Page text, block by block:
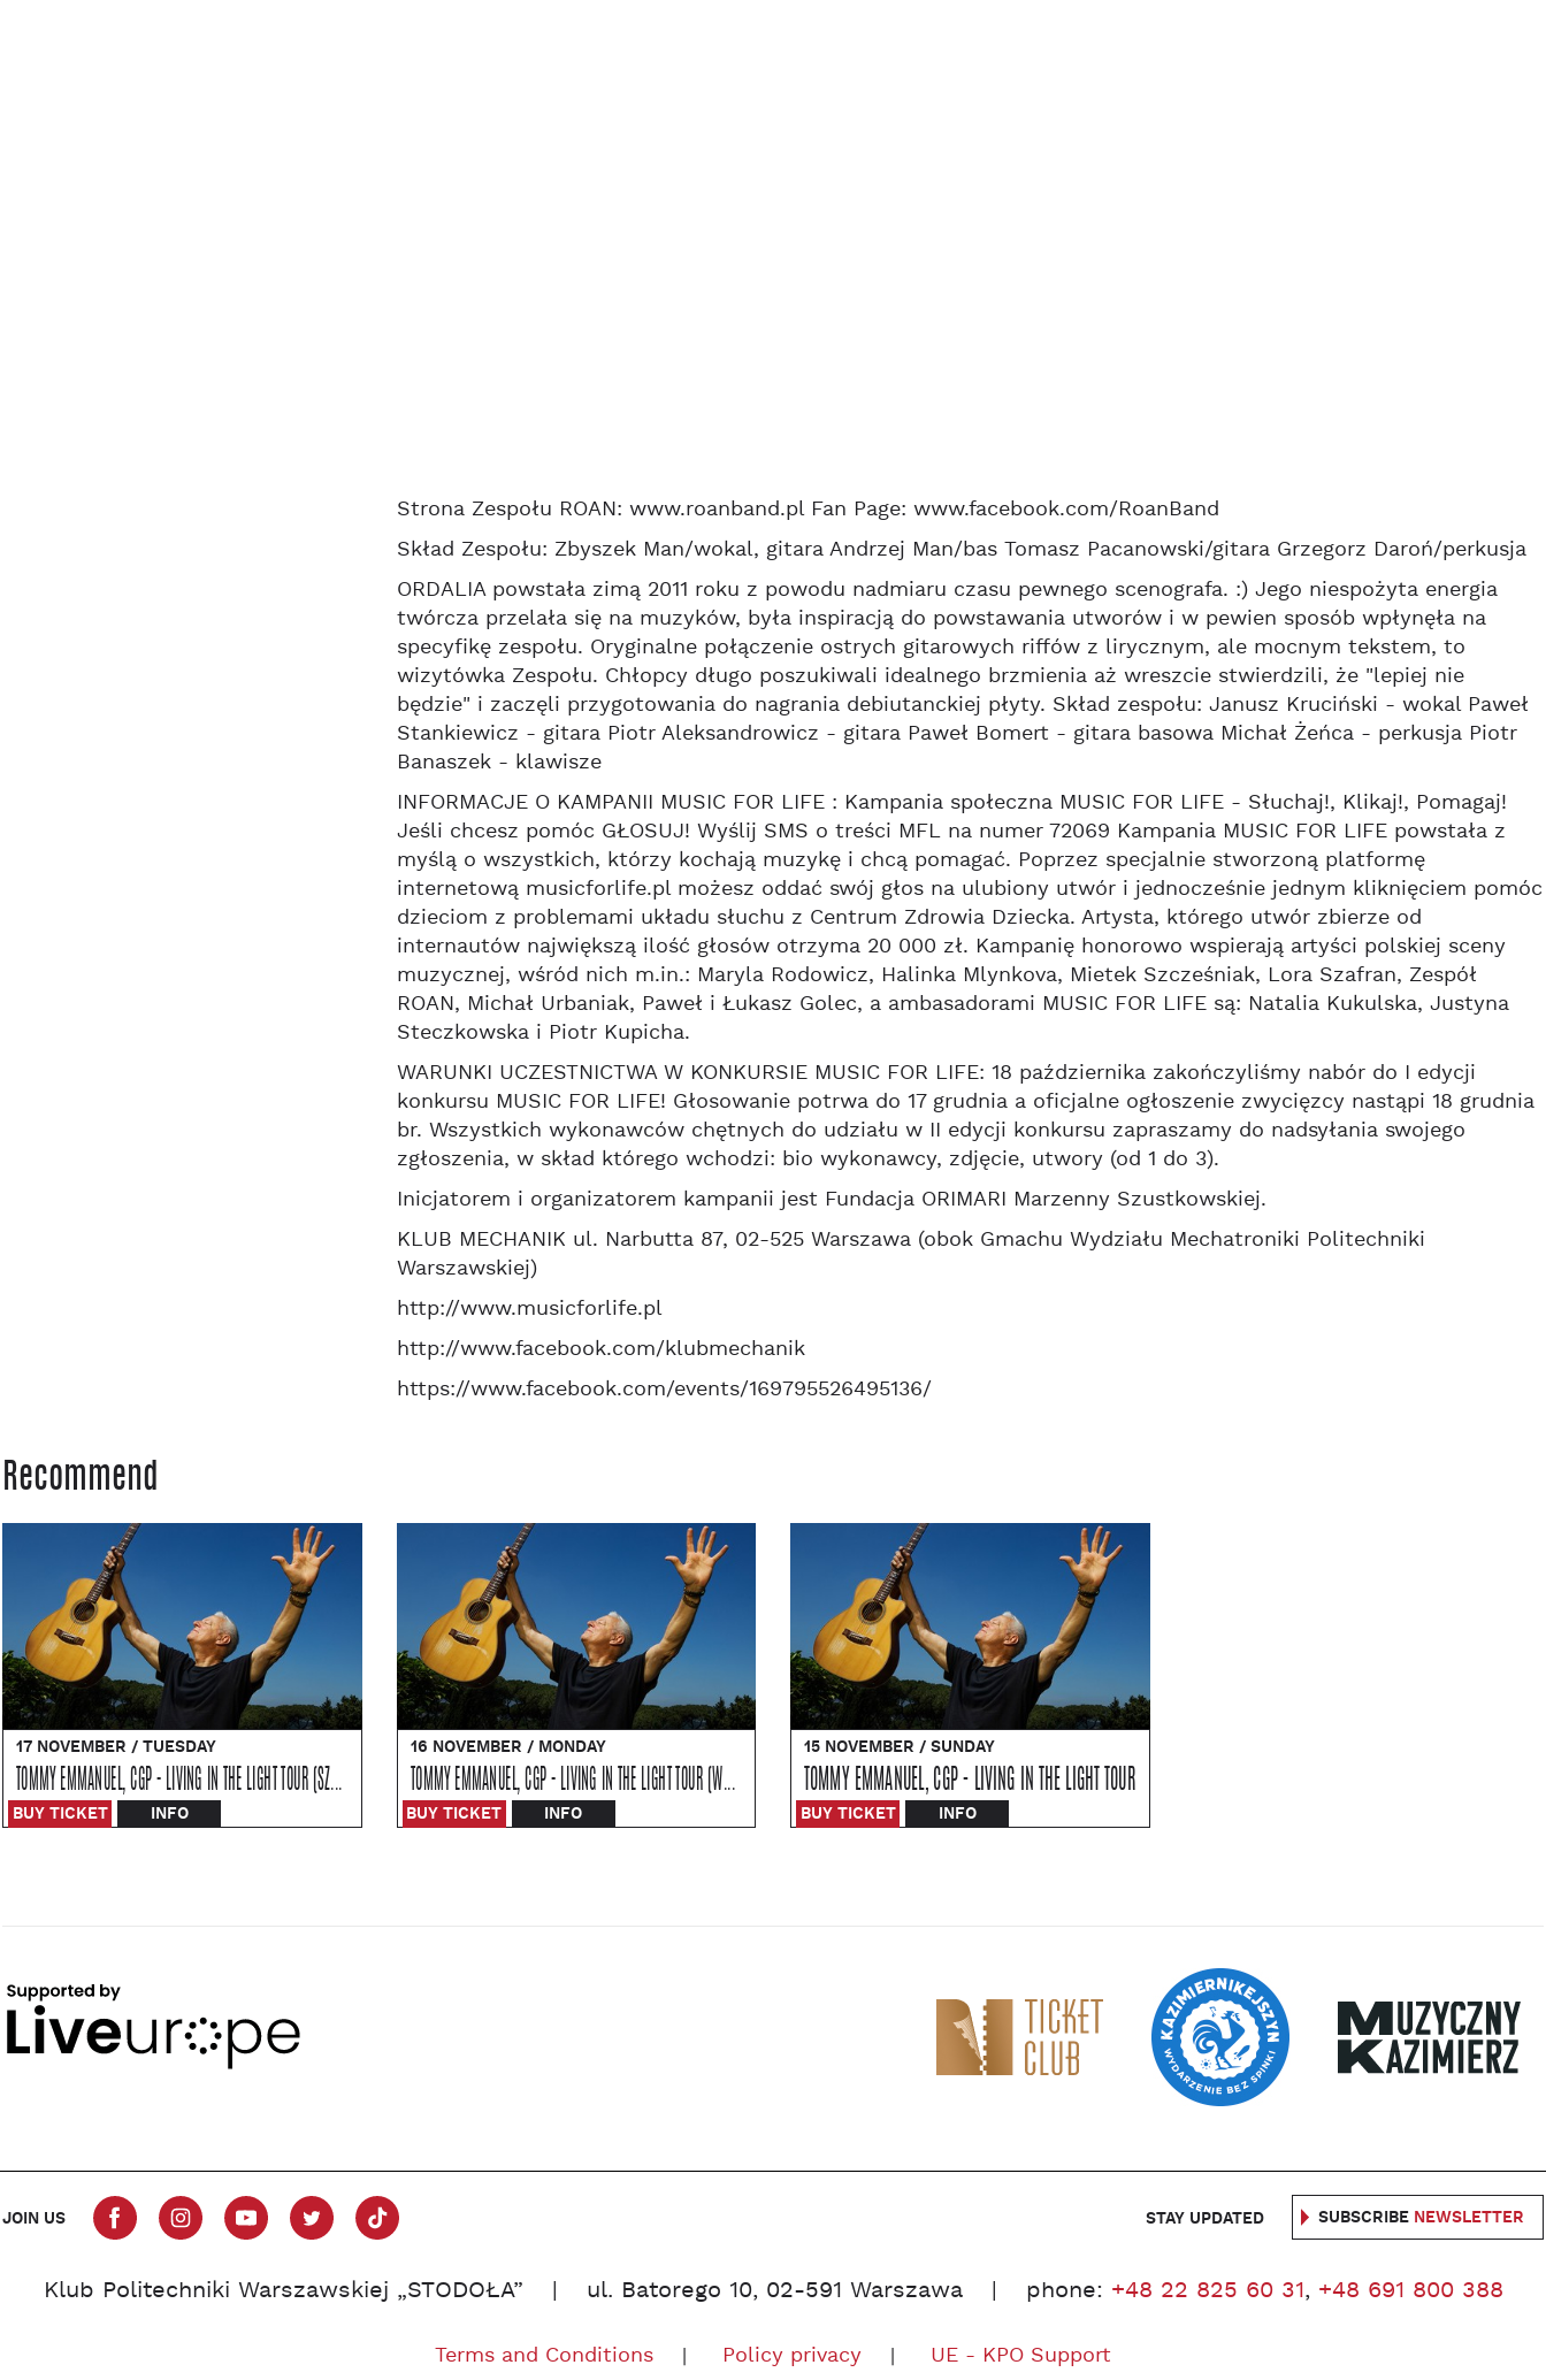
Strona Zespołu ROAN: www.roanband.pl Fan Page: www.facebook.com/RoanBand
Skład Zespołu: Zbyszek Man/wokal, gitara Andrzej Man/bas Tomasz Pacanowski/gitara Grzegorz Daroń/perkusja
ORDALIA powstała zimą 2011 roku z powodu nadmiaru czasu pewnego scenografa. :) Jego niespożyta energia
twórcza przelała się na muzyków, była inspiracją do powstawania utworów i w pewien sposób wpłynęła na
specyfikę zespołu. Oryginalne połączenie ostrych gitarowych riffów z lirycznym, ale mocnym tekstem, to
wizytówka Zespołu. Chłopcy długo poszukiwali idealnego brzmienia aż wreszcie stwierdzili, że "lepiej nie
będzie" i zaczęli przygotowania do nagrania debiutanckiej płyty. Skład zespołu: Janusz Kruciński - wokal Paweł
Stankiewicz - gitara Piotr Aleksandrowicz - gitara Paweł Bomert - gitara basowa Michał Żeńca - perkusja Piotr
Banaszek - klawisze
INFORMACJE O KAMPANII MUSIC FOR LIFE : Kampania społeczna MUSIC FOR LIFE - Słuchaj!, Klikaj!, Pomagaj!
Jeśli chcesz pomóc GŁOSUJ! Wyślij SMS o treści MFL na numer 72069 Kampania MUSIC FOR LIFE powstała z
myślą o wszystkich, którzy kochają muzykę i chcą pomagać. Poprzez specjalnie stworzoną platformę
internetową musicforlife.pl możesz oddać swój głos na ulubiony utwór i jednocześnie jednym kliknięciem pomóc
dzieciom z problemami układu słuchu z Centrum Zdrowia Dziecka. Artysta, którego utwór zbierze od
internautów największą ilość głosów otrzyma 20 000 zł. Kampanię honorowo wspierają artyści polskiej sceny
muzycznej, wśród nich m.in.: Maryla Rodowicz, Halinka Mlynkova, Mietek Szcześniak, Lora Szafran, Zespół
ROAN, Michał Urbaniak, Paweł i Łukasz Golec, a ambasadorami MUSIC FOR LIFE są: Natalia Kukulska, Justyna
Steczkowska i Piotr Kupicha.
WARUNKI UCZESTNICTWA W KONKURSIE MUSIC FOR LIFE: 18 października zakończyliśmy nabór do I edycji
konkursu MUSIC FOR LIFE! Głosowanie potrwa do 17 grudnia a oficjalne ogłoszenie zwycięzcy nastąpi 18 grudnia
br. Wszystkich wykonawców chętnych do udziału w II edycji konkursu zapraszamy do nadsyłania swojego
zgłoszenia, w skład którego wchodzi: bio wykonawcy, zdjęcie, utwory (od 1 do 3).
Inicjatorem i organizatorem kampanii jest Fundacja ORIMARI Marzenny Szustkowskiej.
KLUB MECHANIK ul. Narbutta 87, 02-525 Warszawa (obok Gmachu Wydziału Mechatroniki Politechniki
Warszawskiej)
http://www.musicforlife.pl
http://www.facebook.com/klubmechanik
https://www.facebook.com/events/169795526495136/
Recommend
17 NOVEMBER / TUESDAY
TOMMY EMMANUEL, CGP - LIVING IN THE LIGHT TOUR (SZCZECIN)
BUY TICKET INFO
16 NOVEMBER / MONDAY
TOMMY EMMANUEL, CGP - LIVING IN THE LIGHT TOUR (WROCŁAW)
BUY TICKET INFO
15 NOVEMBER / SUNDAY
TOMMY EMMANUEL, CGP - LIVING IN THE LIGHT TOUR
BUY TICKET INFO
JOIN US STAY UPDATED SUBSCRIBE NEWSLETTER
Klub Politechniki Warszawskiej „STODOŁA” ul. Batorego 10, 02-591 Warszawa phone: +48 22 825 60 31, +48 691 800 388
Terms and Conditions Policy privacy UE - KPO Support